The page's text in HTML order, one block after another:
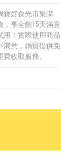
寶好食光市集購
，享全館15天滿意
用！實際使用商品
滿意，鍋寶提供免
費收取服務。